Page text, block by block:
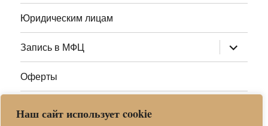
Наш сайт использует cookie
Юридическим лицам
Запись в МФЦ раскрыть
дочернее
меню
Оферты